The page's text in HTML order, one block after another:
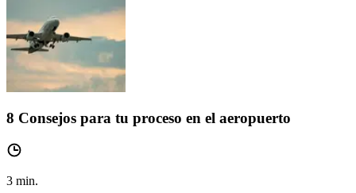
8 Consejos para tu proceso en el aeropuerto
3 min.